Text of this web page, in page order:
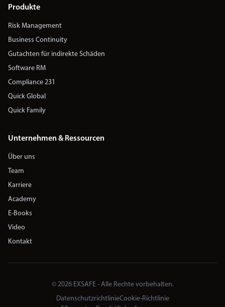
Produkte
Risk Management
Business Continuity
Gutachten für indirekte Schäden
Software RM
Compliance 231
Quick Global
Quick Family
Unternehmen & Ressourcen
Über uns
Team
Karriere
Academy
E-Books
Video
Kontakt
© 2026 EXSAFE - Alle Rechte vorbehalten.
DatenschutzrichtlinieCookie-Richtlinie